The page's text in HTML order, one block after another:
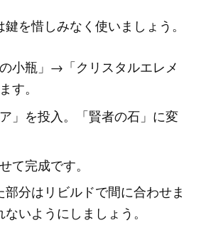
を惜しみなく使いましょう。
小瓶」→「クリスタルエレメ
す。
」を投入。「賢者の石」に変
て完成です。
部分はリビルドで間に合わせま
いようにしましょう。